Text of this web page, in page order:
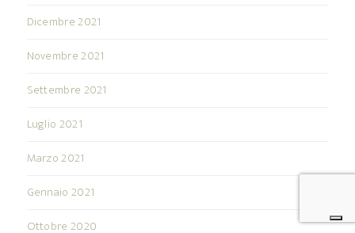
Dicembre 2021
Novembre 2021
Settembre 2021
Luglio 2021
Marzo 2021
Gennaio 2021
Ottobre 2020